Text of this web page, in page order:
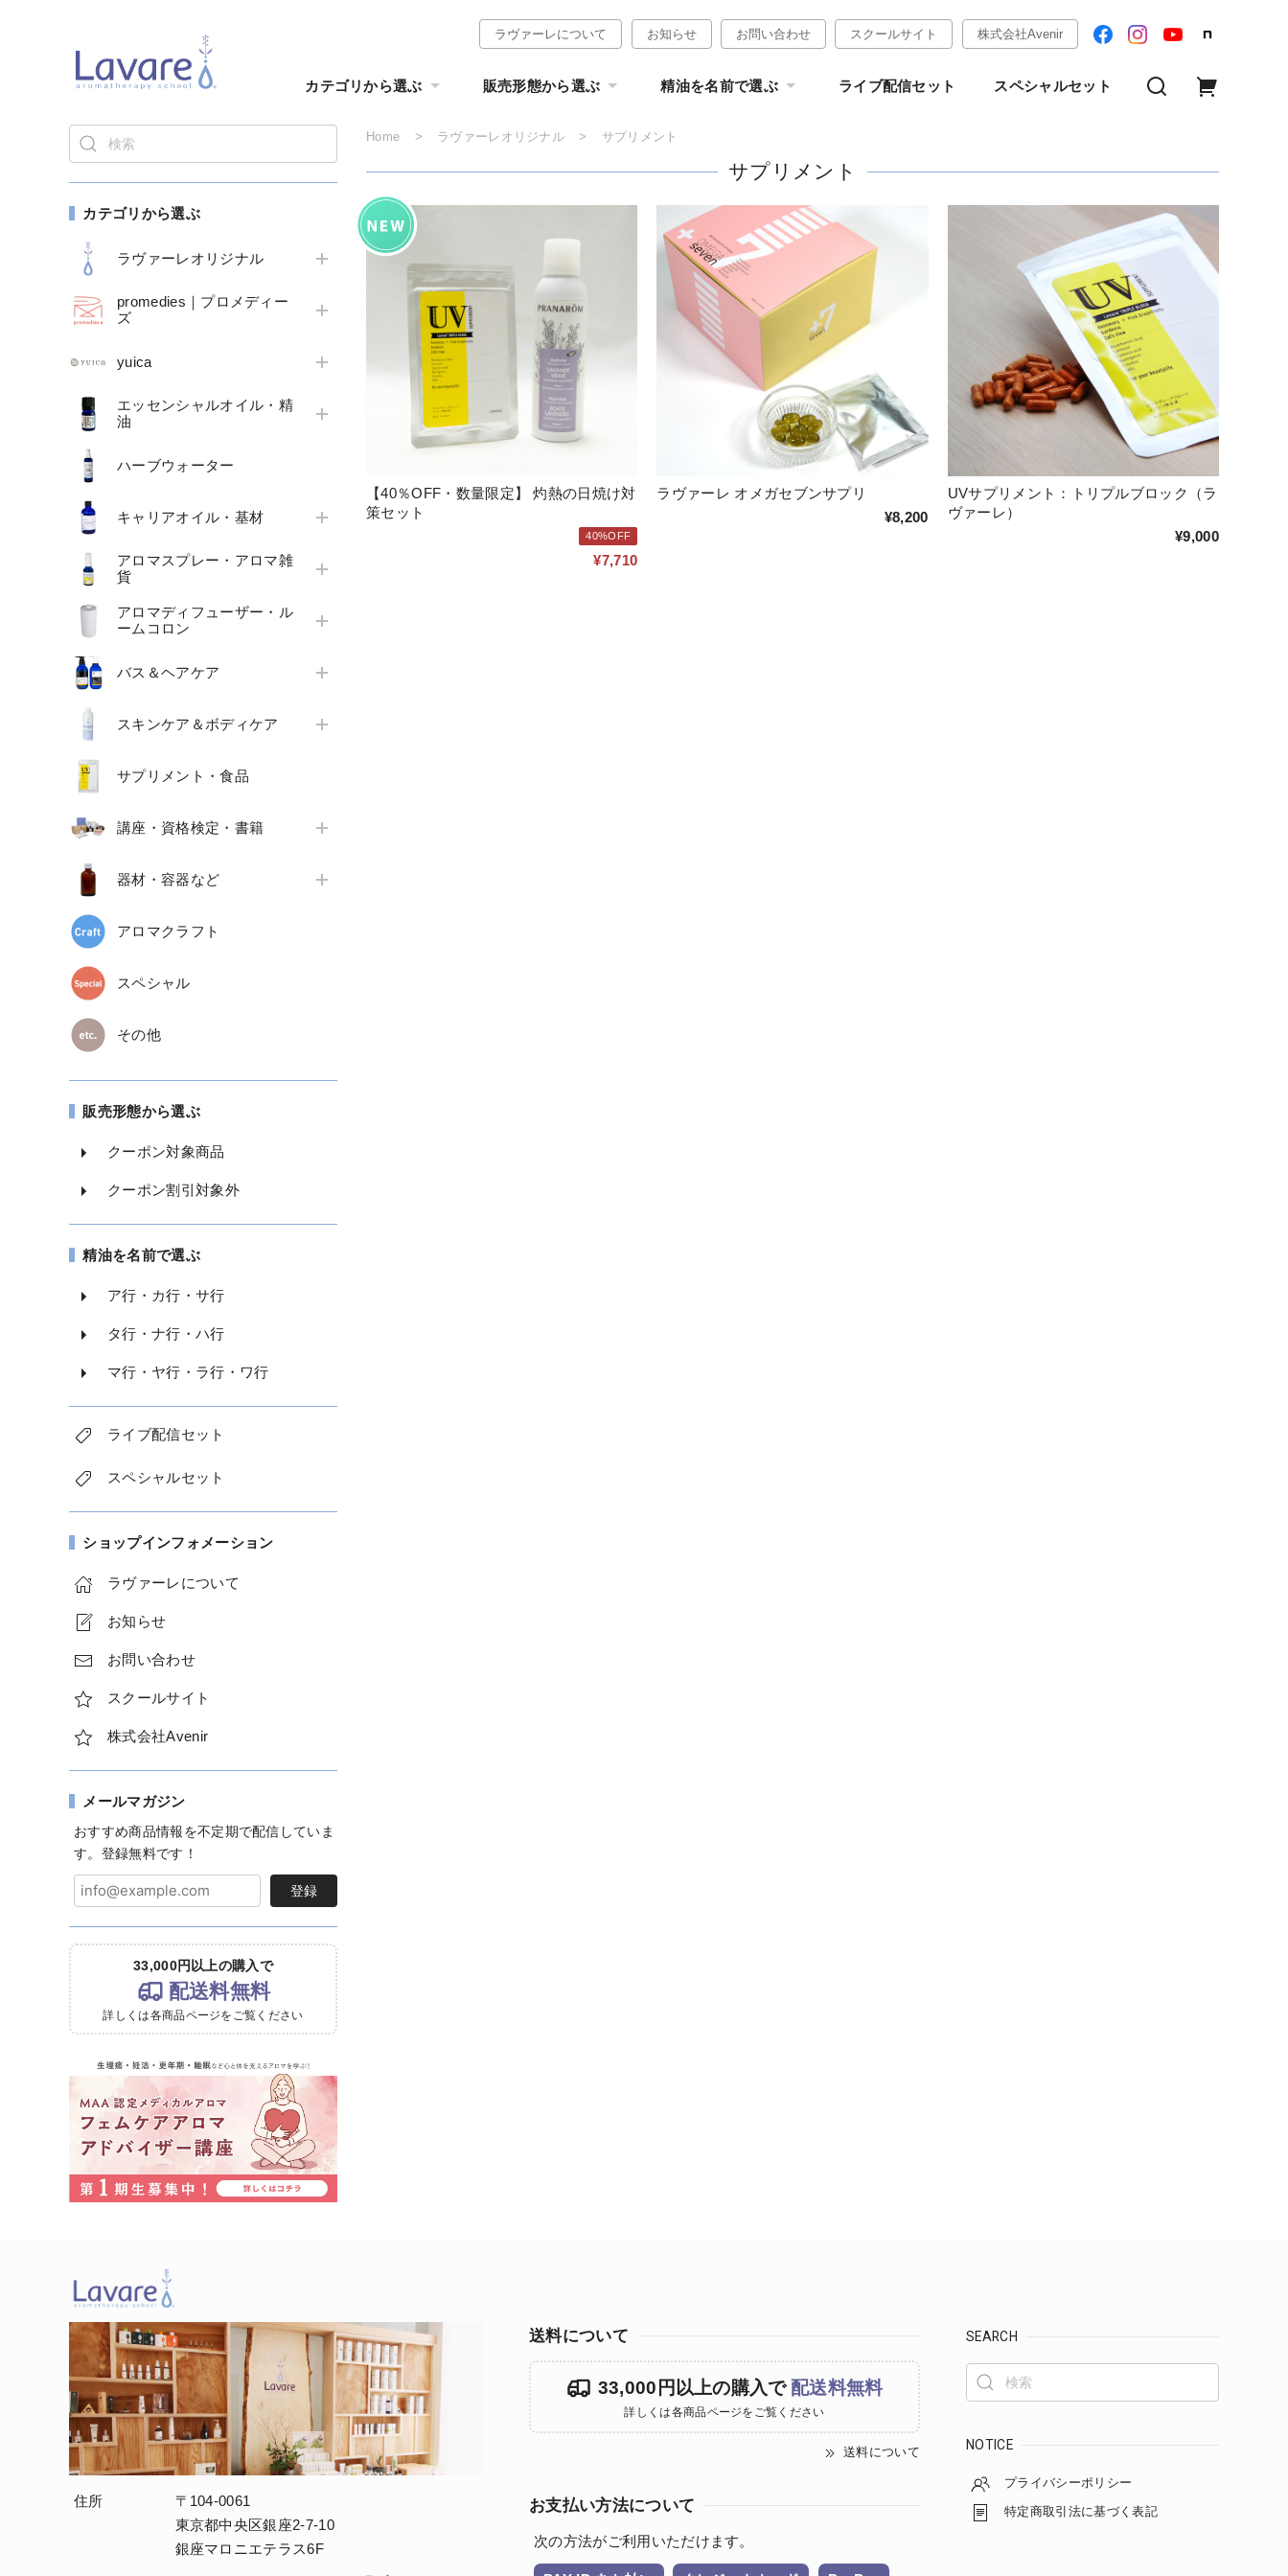
ラヴァーレについて お知らせ お問い合わせ スクールサイト 株式会社Avenir
カテゴリから選ぶ 販売形態から選ぶ 精油を名前で選ぶ ライブ配信セット スペシャルセット
カテゴリから選ぶ
ラヴァーレオリジナル
promedies｜プロメディー
ズ
yuica
エッセンシャルオイル・精
油
ハーブウォーター
キャリアオイル・基材
アロマスプレー・アロマ雑
貨
アロマディフューザー・ル
ームコロン
バス＆ヘアケア
スキンケア＆ボディケア
サプリメント・食品
講座・資格検定・書籍
器材・容器など
アロマクラフト
スペシャル
その他
販売形態から選ぶ
クーポン対象商品
クーポン割引対象外
精油を名前で選ぶ
ア行・カ行・サ行
タ行・ナ行・ハ行
マ行・ヤ行・ラ行・ワ行
ライブ配信セット
スペシャルセット
ショップインフォメーション
ラヴァーレについて
お知らせ
お問い合わせ
スクールサイト
株式会社Avenir
メールマガジン
おすすめ商品情報を不定期で配信していま
す。登録無料です！
登録
33,000円以上の購入で
配送料無料
詳しくは各商品ページをご覧ください
Home ラヴァーレオリジナル サプリメント
サプリメント
【40％OFF・数量限定】 灼熱の日焼け対
策セット
40%OFF
¥7,710
ラヴァーレ オメガセブンサプリ
¥8,200
UVサプリメント：トリプルブロック（ラ
ヴァーレ）
¥9,000
住所
〒104-0061
東京都中央区銀座2-7-10
銀座マロニエテラス6F
送料について
33,000円以上の購入で 配送料無料
詳しくは各商品ページをご覧ください
送料について
お支払い方法について
次の方法がご利用いただけます。
SEARCH
NOTICE
プライバシーポリシー
特定商取引法に基づく表記